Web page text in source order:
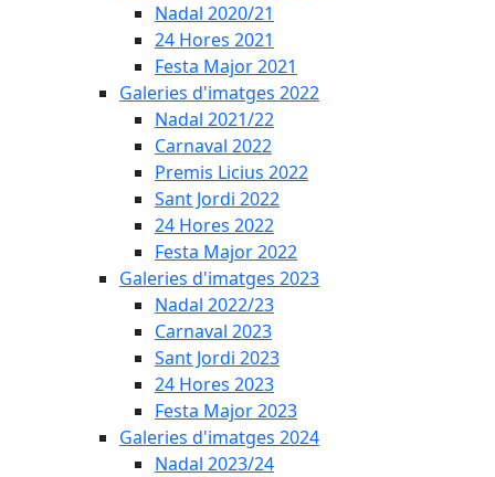
Nadal 2020/21
24 Hores 2021
Festa Major 2021
Galeries d'imatges 2022
Nadal 2021/22
Carnaval 2022
Premis Licius 2022
Sant Jordi 2022
24 Hores 2022
Festa Major 2022
Galeries d'imatges 2023
Nadal 2022/23
Carnaval 2023
Sant Jordi 2023
24 Hores 2023
Festa Major 2023
Galeries d'imatges 2024
Nadal 2023/24